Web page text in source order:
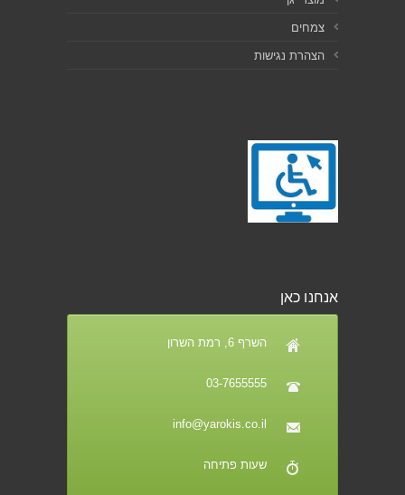
צמחים
הצהרת נגישות
אנחנו כאן
השרף 6, רמת השרון
03-7655555
info@yarokis.co.il
שעות פתיחה